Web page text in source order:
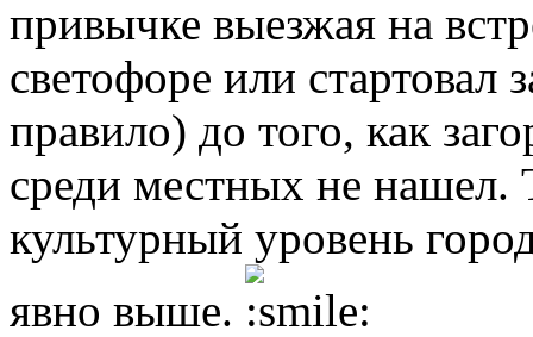
привычке выезжая на
светофоре или стартовал
правило) до того, как
среди местных не нашел.
культурный уровень
явно выше.